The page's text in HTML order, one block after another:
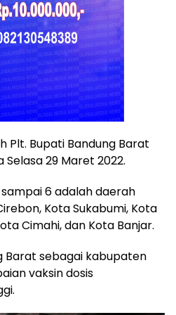
Plt. Bupati Bandung Barat
Selasa 29 Maret 2022.
6 adalah daerah
Kota Sukabumi, Kota
Cimahi, dan Kota Banjar.
Barat sebagai kabupaten
vaksin dosis